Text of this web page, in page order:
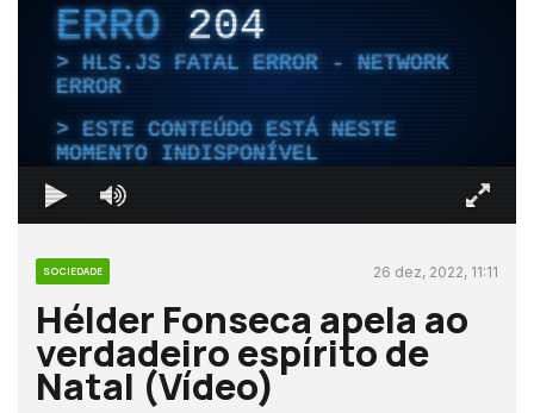
ERRO204
HLS.JS FATAL ERROR - NETWORK
ERROR
ESTE CONTEÚDO ESTÁ NESTE
MOMENTO INDISPONÍVEL
SOCIEDADE 26 dez, 2022, 11:11
Hélder Fonseca apela ao
verdadeiro espírito de
Natal (Vídeo)